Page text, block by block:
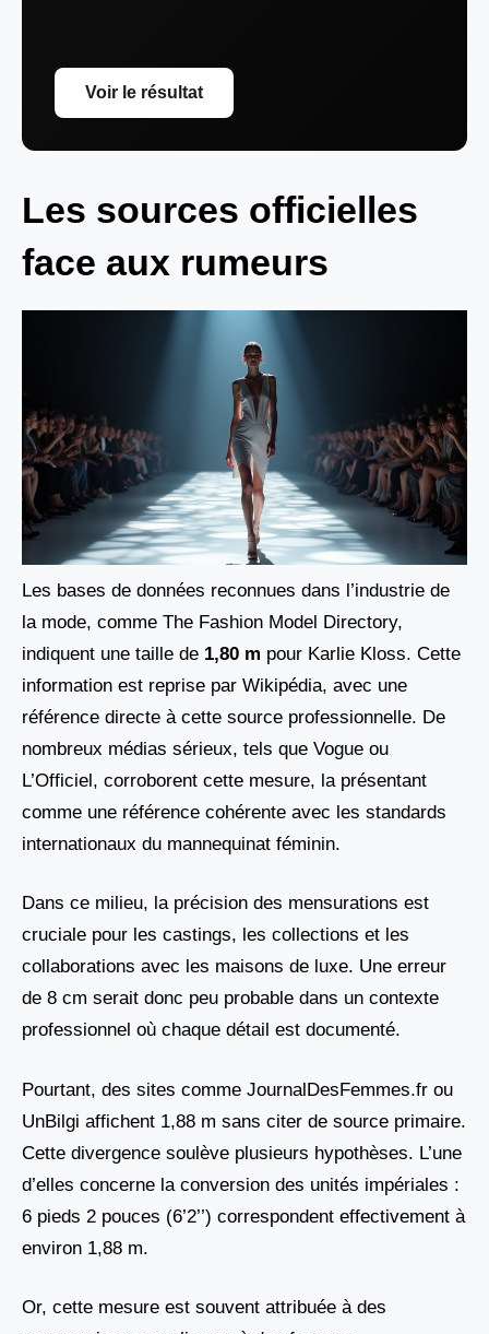
Voir le résultat
Les sources officielles
face aux rumeurs
Les bases de données reconnues dans l’industrie de
la mode, comme The Fashion Model Directory,
indiquent une taille de 1,80 m pour Karlie Kloss. Cette
information est reprise par Wikipédia, avec une
référence directe à cette source professionnelle. De
nombreux médias sérieux, tels que Vogue ou
L’Officiel, corroborent cette mesure, la présentant
comme une référence cohérente avec les standards
internationaux du mannequinat féminin.
Dans ce milieu, la précision des mensurations est
cruciale pour les castings, les collections et les
collaborations avec les maisons de luxe. Une erreur
de 8 cm serait donc peu probable dans un contexte
professionnel où chaque détail est documenté.
Pourtant, des sites comme JournalDesFemmes.fr ou
UnBilgi affichent 1,88 m sans citer de source primaire.
Cette divergence soulève plusieurs hypothèses. L’une
d’elles concerne la conversion des unités impériales :
6 pieds 2 pouces (6’2’’) correspondent effectivement à
environ 1,88 m.
Or, cette mesure est souvent attribuée à des